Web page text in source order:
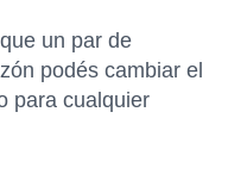
un par de
podés cambiar el
para cualquier